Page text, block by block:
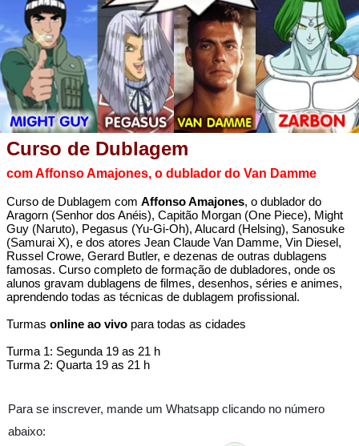
Curso de Dublagem
com Affonso Amajones, o dublador do Van Damme
Curso de Dublagem com Affonso Amajones, o dublador do
Aragorn (Senhor dos Anéis), Capitão Morgan (One Piece), Might
Guy (Naruto), Pegasus (Yu-Gi-Oh), Alucard (Helsing), Sanosuke
(Samurai X), e dos atores Jean Claude Van Damme, Vin Diesel,
Russel Crowe, Gerard Butler, e dezenas de outras dublagens
famosas. Curso completo de formação de dubladores, onde os
alunos gravam dublagens de filmes, desenhos, séries e animes,
aprendendo todas as técnicas de dublagem profissional.
Turmas online ao vivo para todas as cidades
Turma 1: Segunda 19 as 21 h
Turma 2: Quarta 19 as 21 h
Para se inscrever, mande um Whatsapp clicando no número
abaixo: